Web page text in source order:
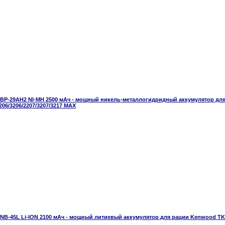
29AH2 NI-MH 2500 мАч - мощный никель-металлогидридный аккумулятор
3206/2207/3207/3217 MAX
45L Li-ION 2100 мАч - мощный литиевый аккумулятор для рации Kenwood